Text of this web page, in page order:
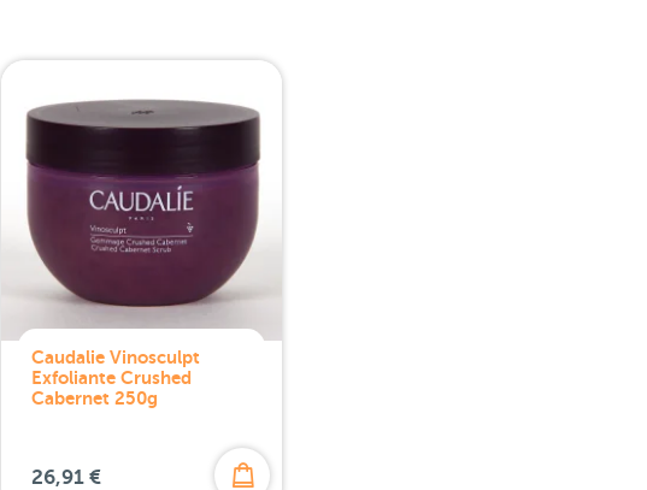
Caudalie Vinosculpt
Exfoliante Crushed
Cabernet 250g
26,91 €